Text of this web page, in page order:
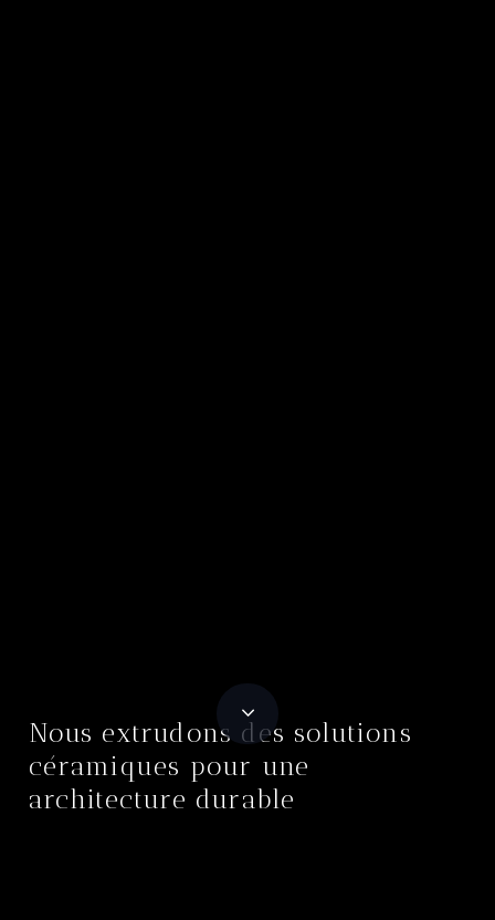
Nous extrudons des solutions
céramiques pour une
architecture durable